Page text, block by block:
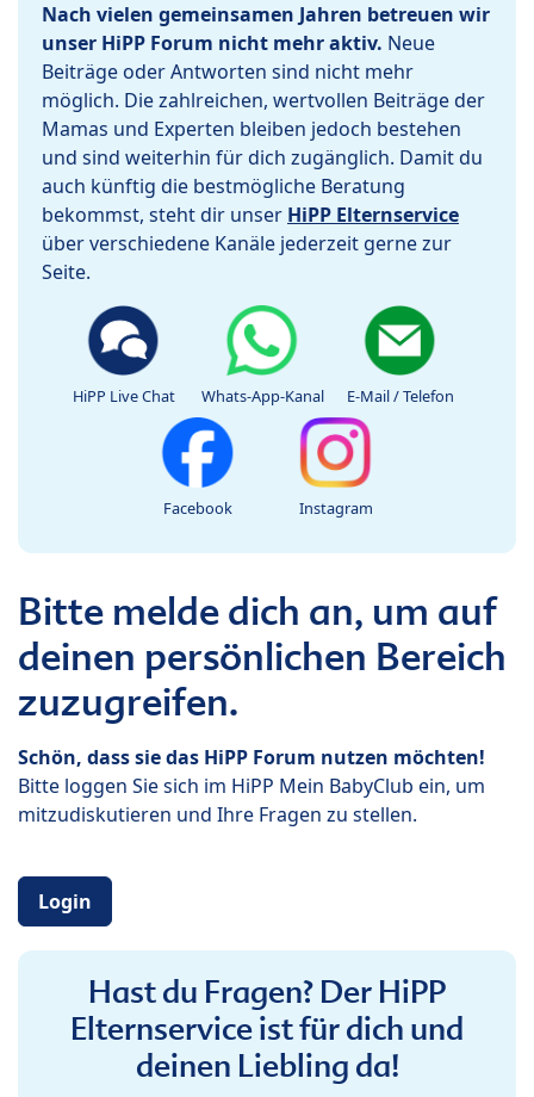
Nach vielen gemeinsamen Jahren betreuen wir
unser HiPP Forum nicht mehr aktiv. Neue
Beiträge oder Antworten sind nicht mehr
möglich. Die zahlreichen, wertvollen Beiträge der
Mamas und Experten bleiben jedoch bestehen
und sind weiterhin für dich zugänglich. Damit du
auch künftig die bestmögliche Beratung
bekommst, steht dir unser HiPP Elternservice
über verschiedene Kanäle jederzeit gerne zur
Seite.
HiPP Live Chat Whats-App-Kanal E-Mail / Telefon
Facebook Instagram
Bitte melde dich an, um auf
deinen persönlichen Bereich
zuzugreifen.
Schön, dass sie das HiPP Forum nutzen möchten!
Bitte loggen Sie sich im HiPP Mein BabyClub ein, um
mitzudiskutieren und Ihre Fragen zu stellen.
Login
Hast du Fragen? Der HiPP
Elternservice ist für dich und
deinen Liebling da!